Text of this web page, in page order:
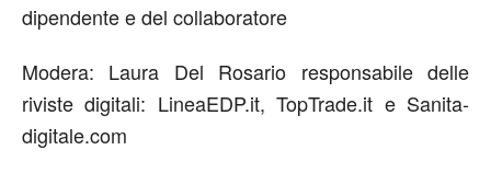
dipendente e del collaboratore
Modera: Laura Del Rosario responsabile delle
riviste digitali: LineaEDP.it, TopTrade.it e Sanita-
digitale.com